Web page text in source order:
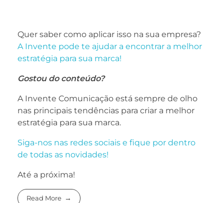
Quer saber como aplicar isso na sua empresa?
A Invente pode te ajudar a encontrar a melhor
estratégia para sua marca!
Gostou do conteúdo?
A Invente Comunicação está sempre de olho
nas principais tendências para criar a melhor
estratégia para sua marca.
Siga-nos nas redes sociais e fique por dentro
de todas as novidades!
Até a próxima!
Read More